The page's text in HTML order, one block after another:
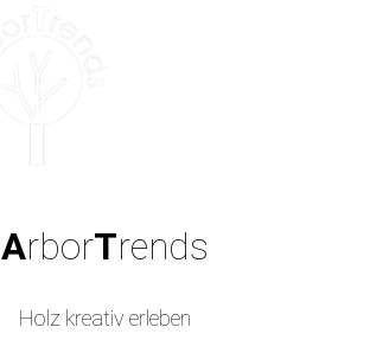
ArborTrends
Holz kreativ erleben